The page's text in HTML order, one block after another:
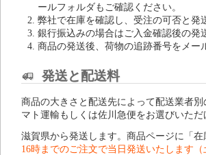
ールフォルダもご確認ください。
弊社で在庫を確認し、受注の可否と発
銀行振込みの場合はご入金確認後の発
商品の発送後、荷物の追跡番号をメー
発送と配送料
商品の大きさと配送先によって配送業者
マト運輸もしくは佐川急便をお選びいただ
滋賀県から発送します。商品ページに「
16時までのご注文で当日発送いたします（